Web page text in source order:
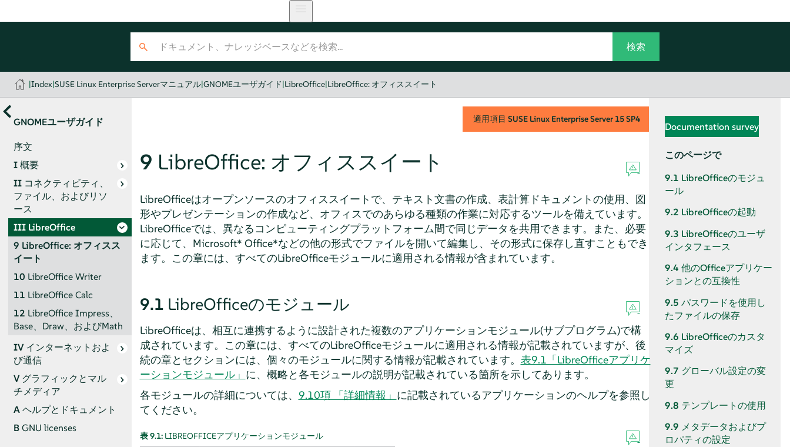
|Index|SUSE Linux Enterprise Serverマニュアル|GNOMEユーザガイド|LibreOffice|LibreOffice: オフィススイート
GNOMEユーザガイド
序文
I概要
II コネクティビティ、
ファイル、およびリソ
ース
III LibreOffice
9 LibreOffice: オフィスス
イート
10 LibreOffice Writer
11 LibreOffice Calc
12 LibreOffice Impress、
Base、Draw、およびMath
IVインターネットおよ
び通信
Vグラフィックとマル
チメディア
Aヘルプとドキュメント
BGNU licenses
適用項目 SUSE Linux Enterprise Server 15 SP4
9 LibreOffice: オフィススイート
LibreOfficeはオープンソースのオフィススイートで、テキスト文書の作成、表計算ドキュメントの使用、図
形やプレゼンテーションの作成など、オフィスでのあらゆる種類の作業に対応するツールを備えています。
LibreOfficeでは、異なるコンピューティングプラットフォーム間で同じデータを共用できます。また、必要
に応じて、Microsoft* Office*などの他の形式でファイルを開いて編集し、その形式に保存し直すこともでき
ます。この章には、すべてのLibreOfficeモジュールに適用される情報が含まれています。
9.1 LibreOfficeのモジュール
LibreOfficeは、相互に連携するように設計された複数のアプリケーションモジュール(サブプログラム)で構
成されています。この章には、すべてのLibreOfficeモジュールに適用される情報が記載されていますが、後
続の章とセクションには、個々のモジュールに関する情報が記載されています。 表9.1「LibreOfficeアプリケ
ーションモジュール」 に、概略と各モジュールの説明が記載されている箇所を示してあります。
各モジュールの詳細については、 9.10項 「詳細情報」 に記載されているアプリケーションのヘルプを参照し
てください。
表 9.1: LIBREOFFICEアプリケーションモジュール
Documentation survey
このページで
9.1 LibreOfficeのモジュ
ール
9.2 LibreOfficeの起動
9.3 LibreOfficeのユーザ
インタフェース
9.4 他のOfficeアプリケー
ションとの互換性
9.5 パスワードを使用し
たファイルの保存
9.6 LibreOfficeのカスタ
マイズ
9.7 グローバル設定の変
更
9.8 テンプレートの使用
9.9 メタデータおよびプ
ロパティの設定